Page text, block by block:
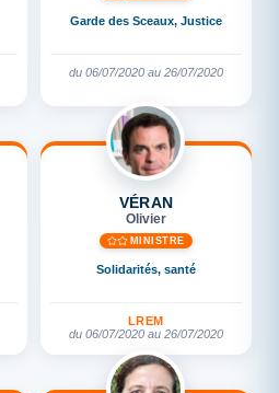
Garde des Sceaux, Justice
du 06/07/2020 au 26/07/2020
VÉRAN
Olivier
MINISTRE
Solidarités, santé
LREM
du 06/07/2020 au 26/07/2020